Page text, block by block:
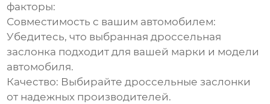
факторы:
Совместимость с вашим автомобилем:
Убедитесь, что выбранная дроссельная
заслонка подходит для вашей марки и модели
автомобиля.
Качество: Выбирайте дроссельные заслонки
от надежных производителей.